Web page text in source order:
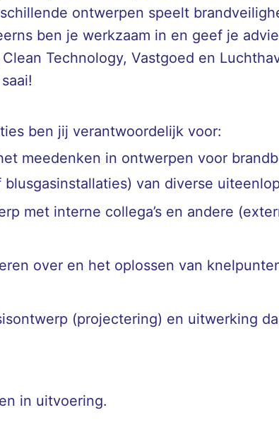
ontwerpen speelt
ben je werkzaam in en geef je
Technology, Vastgoed en
ben jij verantwoordelijk voor:
meedenken in ontwerpen voor
van diverse
met interne collega’s en andere
over en het oplossen van
(projectering) en uitwerking
in uitvoering.